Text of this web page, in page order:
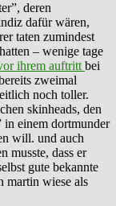
deren
dafür wären,
taten zumindest
– wenige tage
ihrem auftritt bei
zweimal
noch toller.
skinheads, den
in einem dortmunder
will. und auch
musste, dass er
gute bekannte
martin wiese als